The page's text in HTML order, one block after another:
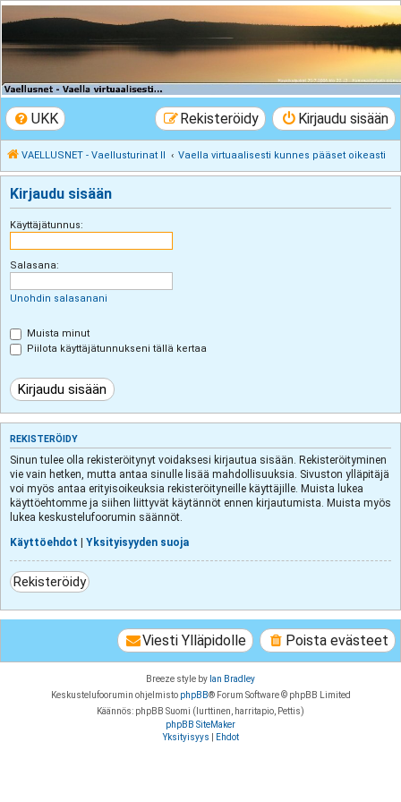
VAELLUSNET -
Vaellusturinat II
UKK Kirjaudu sisään
Rekisteröidy
VAELLUSNET - Vaellusturinat II Vaella virtuaalisesti kunnes pääset oikeasti
Kirjaudu sisään
Käyttäjätunnus:
Salasana:
Unohdin salasanani
Muista minut
Piilota käyttäjätunnukseni tällä kertaa
REKISTERÖIDY
Sinun tulee olla rekisteröitynyt voidaksesi kirjautua sisään. Rekisteröityminen
vie vain hetken, mutta antaa sinulle lisää mahdollisuuksia. Sivuston ylläpitäjä
voi myös antaa erityisoikeuksia rekisteröityneille käyttäjille. Muista lukea
käyttöehtomme ja siihen liittyvät käytännöt ennen kirjautumista. Muista myös
lukea keskustelufoorumin säännöt.
Käyttöehdot
Yksityisyyden suoja
Rekisteröidy
Poista evästeet
Viesti Ylläpidolle
Breeze style by Ian Bradley
Keskustelufoorumin ohjelmisto phpBB® Forum Software © phpBB Limited
Käännös: phpBB Suomi (lurttinen, harritapio, Pettis)
phpBB SiteMaker
Yksityisyys
Ehdot